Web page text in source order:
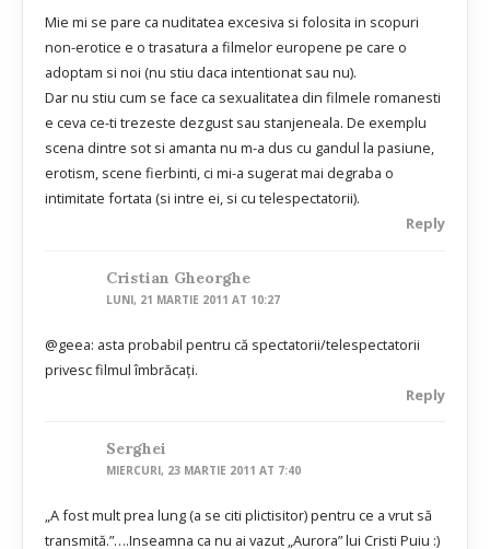
Mie mi se pare ca nuditatea excesiva si folosita in scopuri
non-erotice e o trasatura a filmelor europene pe care o
adoptam si noi (nu stiu daca intentionat sau nu).
Dar nu stiu cum se face ca sexualitatea din filmele romanesti
e ceva ce-ti trezeste dezgust sau stanjeneala. De exemplu
scena dintre sot si amanta nu m-a dus cu gandul la pasiune,
erotism, scene fierbinti, ci mi-a sugerat mai degraba o
intimitate fortata (si intre ei, si cu telespectatorii).
Reply
Cristian Gheorghe
LUNI, 21 MARTIE 2011 AT 10:27
@geea: asta probabil pentru că spectatorii/telespectatorii
privesc filmul îmbrăcați.
Reply
Serghei
MIERCURI, 23 MARTIE 2011 AT 7:40
„A fost mult prea lung (a se citi plictisitor) pentru ce a vrut să
transmită.”….Inseamna ca nu ai vazut „Aurora” lui Cristi Puiu :)